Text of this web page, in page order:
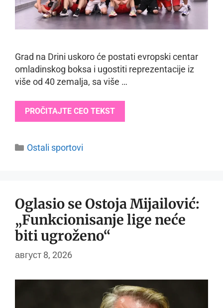
Grad na Drini uskoro će postati evropski centar
omladinskog boksa i ugostiti reprezentacije iz
više od 40 zemalja, sa više …
PROČITAJTE CEO TEKST
Categories
Ostali sportovi
Oglasio se Ostoja Mijailović:
„Funkcionisanje lige neće
biti ugroženo“
август 8, 2026